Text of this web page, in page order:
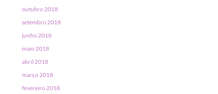
outubro 2018
setembro 2018
junho 2018
maio 2018
abril 2018
março 2018
fevereiro 2018